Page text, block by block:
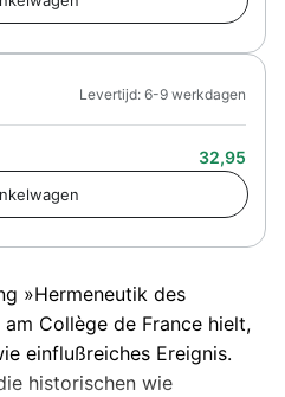
32,95
Levertijd: 6-9 werkdagen
»Hermeneutik des
Collège de France hielt,
einflußreiches Ereignis.
historischen wie